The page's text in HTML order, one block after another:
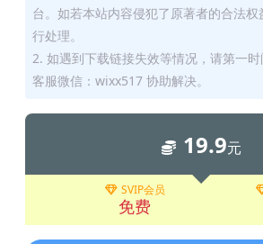
台。如若本站内容侵犯了原著者的合法
行处理。
2. 如遇到下载链接失效等情况，请第一
客服微信：wixx517 协助解决。
19.9元
SVIP会员
免费